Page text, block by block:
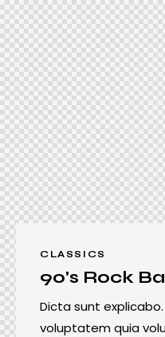
CLASSICS
90's Rock
Dicta sunt
voluptatem quia